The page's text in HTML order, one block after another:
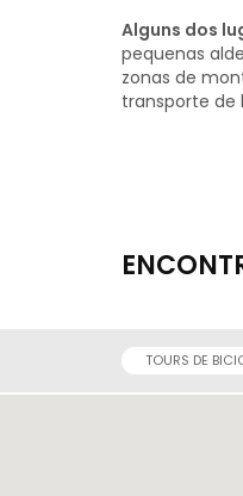
Alguns dos
pequenas
zonas de
transporte de
TOURS DE